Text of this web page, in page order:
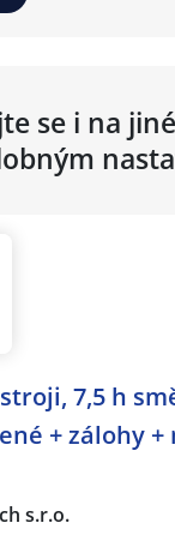
se i na
7,5 h
+ zálohy +
s.r.o.